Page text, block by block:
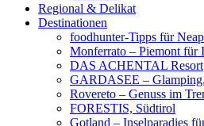
Regional & Delikat
Destinationen
foodhunter-Tipps für
Monferrato – Piemont für
DAS ACHENTAL Resort
GARDASEE –
Rovereto – Genuss im
FORESTIS, Südtirol
Gotland – Inselparadies